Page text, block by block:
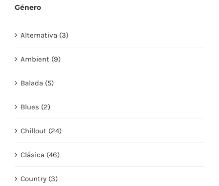
Género
Alternativa (3)
Ambient (9)
Balada (5)
Blues (2)
Chillout (24)
Clásica (46)
Country (3)